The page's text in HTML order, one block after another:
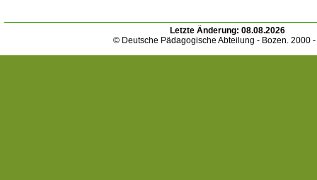
Letzte Änderung: 08.08.2026
© Deutsche Pädagogische Abteilung - Bozen. 2000 -